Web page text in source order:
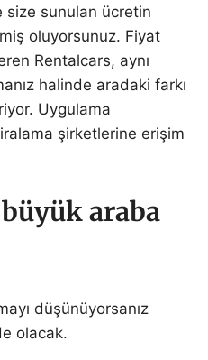
size sunulan ücretin
oluyorsunuz. Fiyat
Rentalcars, aynı
halinde aradaki farkı
Uygulama
şirketlerine erişim
araba
düşünüyorsanız
olacak.